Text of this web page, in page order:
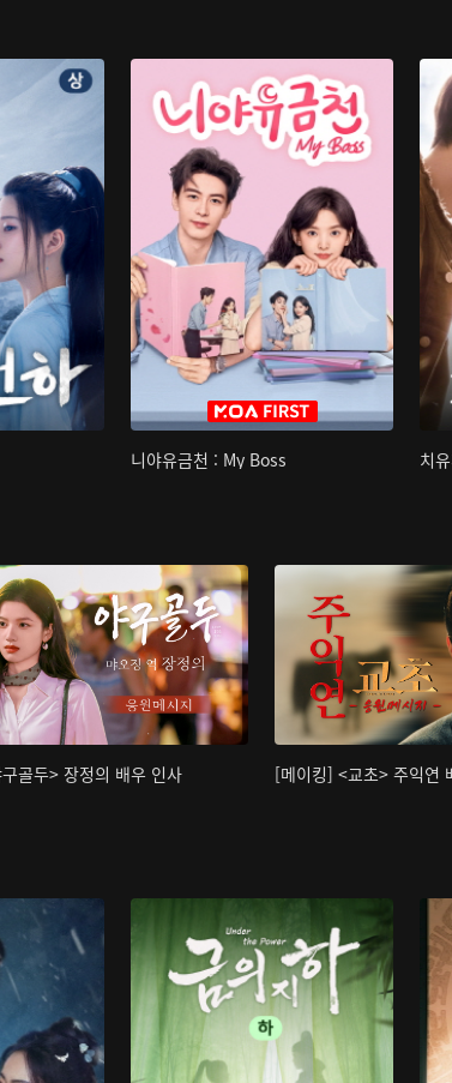
니야유금천 : My Boss 치
골두> 장정의 배우 인사 [메이킹] <교초> 주익연